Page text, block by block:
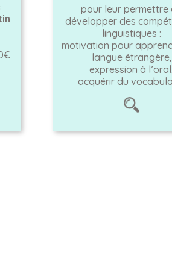
pour leur permettre
développer des
linguistiques :
motivation pour
langue étrangère,
expression à
acquérir du